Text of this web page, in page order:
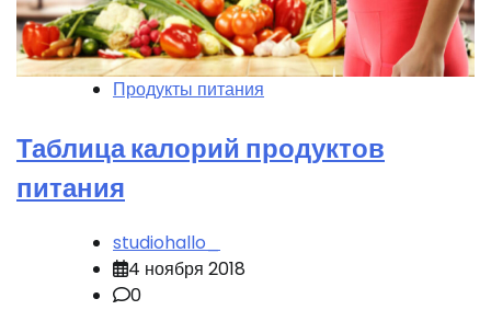
Продукты питания
Таблица калорий продуктов
питания
studiohallo_
4 ноября 2018
0